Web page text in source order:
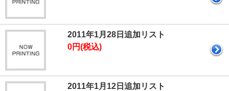
2011年1月28日追加リスト
0円(税込)
2011年1月12日追加リスト